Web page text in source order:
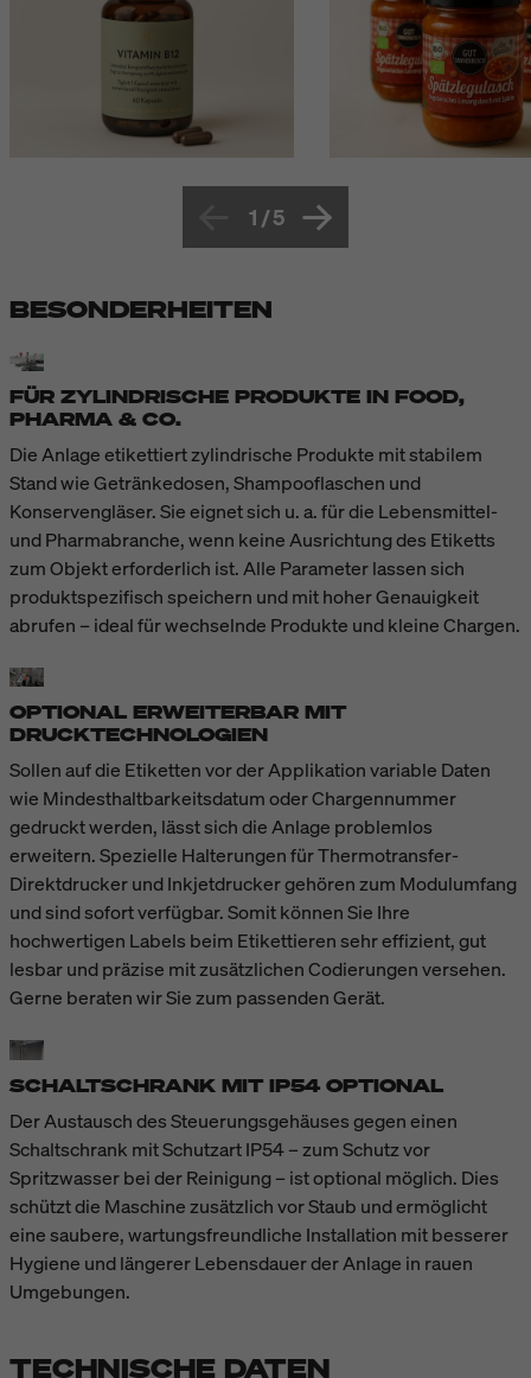
1 /5
BESONDERHEITEN
FÜR ZYLINDRISCHE PRODUKTE IN FOOD,
PHARMA & CO.
Die Anlage etikettiert zylindrische Produkte mit stabilem
Stand wie Getränkedosen, Shampooflaschen und
Konservengläser. Sie eignet sich u. a. für die Lebensmittel-
und Pharmabranche, wenn keine Ausrichtung des Etiketts
zum Objekt erforderlich ist. Alle Parameter lassen sich
produktspezifisch speichern und mit hoher Genauigkeit
abrufen – ideal für wechselnde Produkte und kleine Chargen.
OPTIONAL ERWEITERBAR MIT
DRUCKTECHNOLOGIEN
Sollen auf die Etiketten vor der Applikation variable Daten
wie Mindesthaltbarkeitsdatum oder Chargennummer
gedruckt werden, lässt sich die Anlage problemlos
erweitern. Spezielle Halterungen für Thermotransfer-
Direktdrucker und Inkjetdrucker gehören zum Modulumfang
und sind sofort verfügbar. Somit können Sie Ihre
hochwertigen Labels beim Etikettieren sehr effizient, gut
lesbar und präzise mit zusätzlichen Codierungen versehen.
Gerne beraten wir Sie zum passenden Gerät.
SCHALTSCHRANK MIT IP54 OPTIONAL
Der Austausch des Steuerungsgehäuses gegen einen
Schaltschrank mit Schutzart IP54 – zum Schutz vor
Spritzwasser bei der Reinigung – ist optional möglich. Dies
schützt die Maschine zusätzlich vor Staub und ermöglicht
eine saubere, wartungsfreundliche Installation mit besserer
Hygiene und längerer Lebensdauer der Anlage in rauen
Umgebungen.
TECHNISCHE DATEN